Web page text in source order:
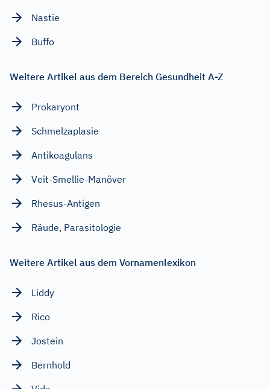
Nastie
Buffo
Weitere Artikel aus dem Bereich Gesundheit A-Z
Prokaryont
Schmelzaplasie
Antikoagulans
Veit-Smellie-Manöver
Rhesus-Antigen
Räude, Parasitologie
Weitere Artikel aus dem Vornamenlexikon
Liddy
Rico
Jostein
Bernhold